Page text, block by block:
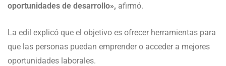
oportunidades de desarrollo», afirmó.
La edil explicó que el objetivo es ofrecer herramientas para
que las personas puedan emprender o acceder a mejores
oportunidades laborales.